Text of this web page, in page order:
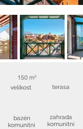
150 m²
velikost
bazén
komunitní
terasa
zahrada
komunitní